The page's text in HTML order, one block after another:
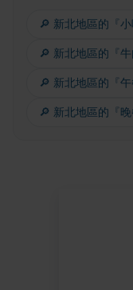
🔎 新北地區的『
🔎 新北地區的『
🔎 新北地區的『
🔎 新北地區的『